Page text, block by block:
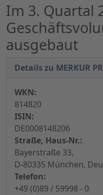
Im 3. Quartal
ausgebaut
Details zu MERKUR
WKN:
814820
ISIN:
DE0008148206
Straße, Haus-Nr.:
Bayerstraße 33,
D-80335 München,
Telefon:
+49 (0)89 / 59998 - 0